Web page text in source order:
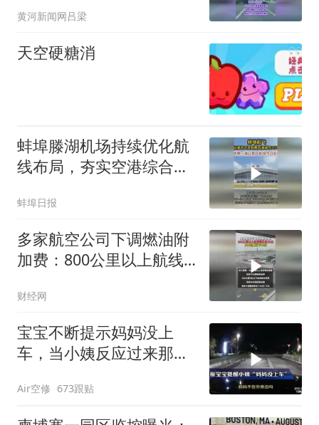
黄河新闻网吕梁
天空硬糖消
蚌埠滕湖机场持续优化航
线布局，夯实空港综合保
四方客源，不断擦亮城市
空中门户名片，助力城市
高质量发展稳步前行。
蚌埠日报
多家航空公司下调燃油附
加费：800公里以上航线
下40元
财经网
宝宝不断提示妈妈没上
车，当小姨反应过来那一
Air空修 673跟贴